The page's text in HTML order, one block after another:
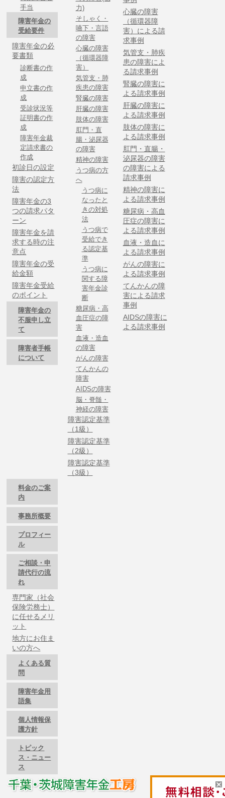
手当
障害年金の
受給要件
障害年金の必
要書類
診断書の作
成
申立書の作
成
受診状況等
証明書の作
成
障害年金裁
定請求書の
作成
初診日の設定
障害の認定方
法
障害年金の3
つの請求パタ
ーン
障害年金を請
求する時の注
意点
障害年金の受
給金額
障害年金受給
のポイント
障害年金の
不服申し立
て
障害者手帳
について
力)
そしゃく・
嚥下・言語
の障害
心臓の障害
（循環器障
害）
気管支・肺
疾患の障害
腎臓の障害
肝臓の障害
肢体の障害
肛門・直
腸・泌尿器
の障害
精神の障害
うつ病の方
へ
うつ病に
なったと
きの対処
法
うつ病で
受給でき
る認定基
準
うつ病に
関する障
害年金診
断
糖尿病・高
血圧症の障
害
血液・造血
の障害
がんの障害
てんかんの
障害
AIDSの障害
脳・脊髄・
神経の障害
障害認定基準
（1級）
障害認定基準
（2級）
障害認定基準
（3級）
心臓の障害
（循環器障
害）による請
求事例
気管支・肺疾
患の障害によ
る請求事例
腎臓の障害に
よる請求事例
肝臓の障害に
よる請求事例
肢体の障害に
よる請求事例
肛門・直腸・
泌尿器の障害
の障害による
請求事例
精神の障害に
よる請求事例
糖尿病・高血
圧症の障害に
よる請求事例
血液・造血に
よる請求事例
がんの障害に
よる請求事例
てんかんの障
害による請求
事例
AIDSの障害に
よる請求事例
料金のご案
内
事務所概要
プロフィー
ル
ご相談・申
請代行の流
れ
専門家（社会
保険労務士）
に任せるメリ
ット
地方にお住ま
いの方へ
よくある質
問
障害年金用
語集
個人情報保
護方針
トピック
ス・ニュー
ス